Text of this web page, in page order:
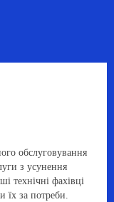
обслуговування
з усунення
технічні фахівці
їх за потреби.